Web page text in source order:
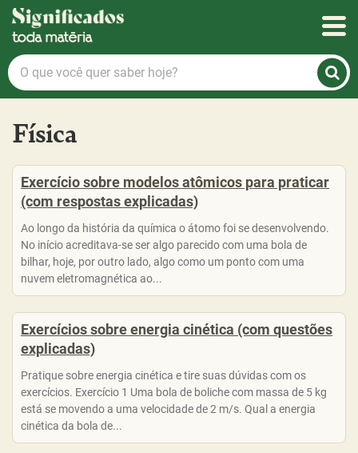
Significados
O
que
você
quer
saber
Física
Exercício sobre modelos atômicos para praticar
(com respostas explicadas)
Ao longo da história da química o átomo foi se desenvolvendo.
No início acreditava-se ser algo parecido com uma bola de
bilhar, hoje, por outro lado, algo como um ponto com uma
nuvem eletromagnética ao...
Exercícios sobre energia cinética (com questões
explicadas)
Pratique sobre energia cinética e tire suas dúvidas com os
exercícios. Exercício 1 Uma bola de boliche com massa de 5 kg
está se movendo a uma velocidade de 2 m/s. Qual a energia
cinética da bola de...